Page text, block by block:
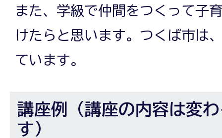
また、学級で仲間をつくって子
けたらと思います。つくば市は
ています。
講座例（講座の内容は変
す）